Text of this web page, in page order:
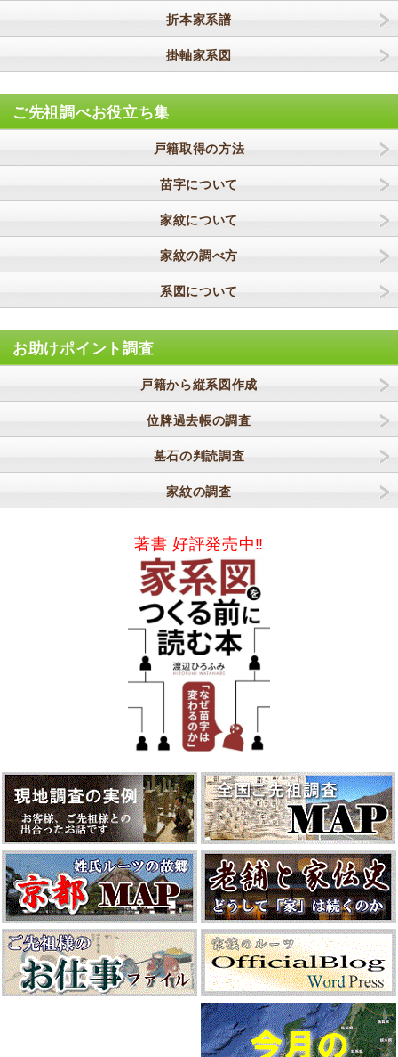
折本家系譜
掛軸家系図
ご先祖調べお役立ち集
戸籍取得の方法
苗字について
家紋について
家紋の調べ方
系図について
お助けポイント調査
戸籍から縦系図作成
位牌過去帳の調査
墓石の判読調査
家紋の調査
著書 好評発売中‼